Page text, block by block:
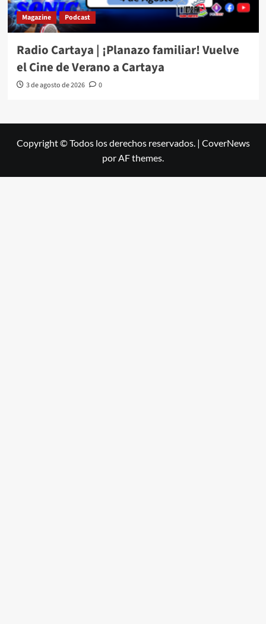
Magazine Podcast
Radio Cartaya | ¡Planazo familiar! Vuelve
el Cine de Verano a Cartaya
3 de agosto de 2026 0
Copyright © Todos los derechos reservados. | CoverNews
por AF themes.